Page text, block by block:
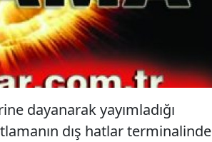
dayanarak yayımladığı
dış hatlar terminalinde